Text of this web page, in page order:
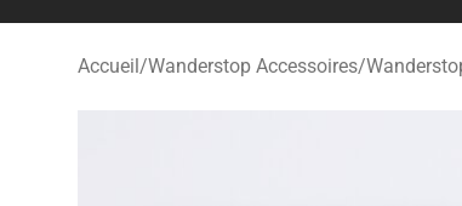
Accueil/Wanderstop Accessoires/